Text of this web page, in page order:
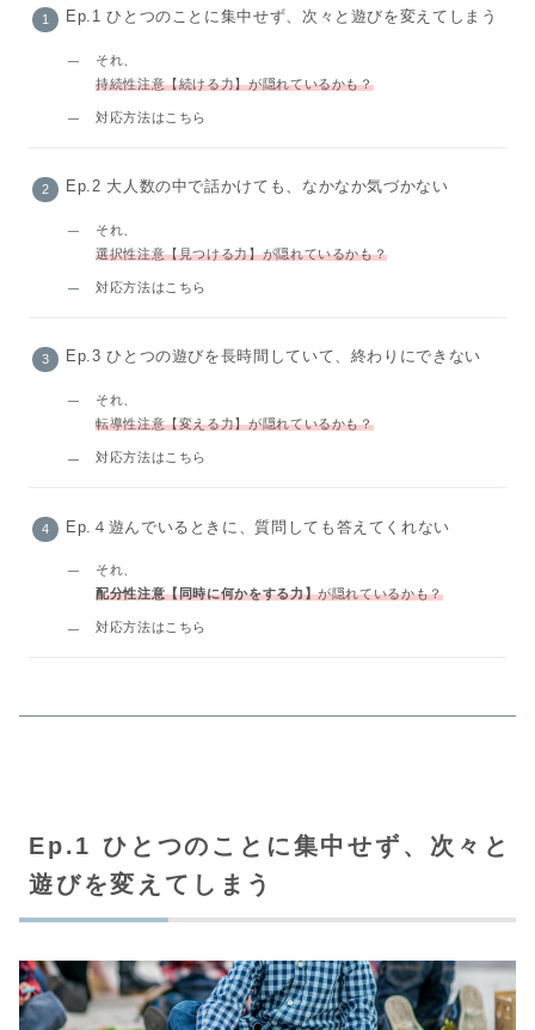
Ep.1 ひとつのことに集中せず、次々と遊びを変えてしまう
それ、
持続性注意【続ける力】が隠れているかも？
対応方法はこちら
Ep.2 大人数の中で話かけても、なかなか気づかない
それ、
選択性注意【見つける力】が隠れているかも？
対応方法はこちら
Ep.3 ひとつの遊びを長時間していて、終わりにできない
それ、
転導性注意【変える力】が隠れているかも？
対応方法はこちら
Ep.４遊んでいるときに、質問しても答えてくれない
それ、
配分性注意【同時に何かをする力】が隠れているかも？
対応方法はこちら
Ep.1 ひとつのことに集中せず、次々と
遊びを変えてしまう